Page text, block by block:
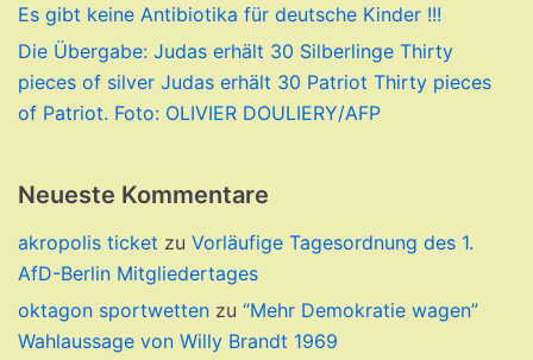
Es gibt keine Antibiotika für deutsche Kinder !!!
Die Übergabe: Judas erhält 30 Silberlinge Thirty
pieces of silver Judas erhält 30 Patriot Thirty pieces
of Patriot. Foto: OLIVIER DOULIERY/AFP
Neueste Kommentare
akropolis ticket zu Vorläufige Tagesordnung des 1.
AfD-Berlin Mitgliedertages
oktagon sportwetten zu “Mehr Demokratie wagen”
Wahlaussage von Willy Brandt 1969